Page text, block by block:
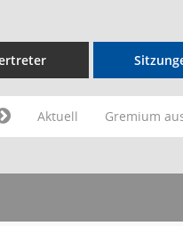
Aktuell Gremium